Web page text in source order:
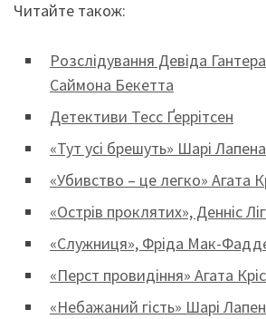
Читайте також:
Розслідування Девіда
Саймона Бекетта
Детективи Тесс Ґеррітсен
«Тут усі брешуть» Шарі Лапена
«Убивство – це легко» Агата
«Острів проклятих», Денніс
«Служниця», Фріда Мак-
«Перст провидіння» Агата
«Небажаний гість» Шарі